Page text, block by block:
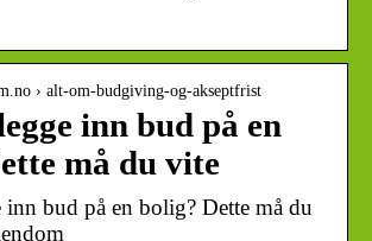
› alt-om-budgiving-og-akseptfrist
inn bud på en
må du vite
inn bud på en bolig? Dette må du